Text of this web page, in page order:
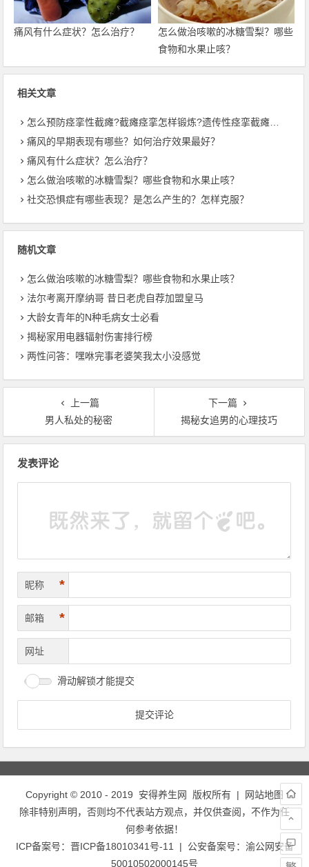
痛风有什么症状？怎么治疗？
怎么做治咳嗽的冰糖雪梨？哪些
食物和水果止咳？
相关文章
怎么预防痉挛性截瘫?截瘫痉挛怎样锻炼?遗传性痉挛截瘫会加重吗?
痛风的早期表现有哪些？如何治疗效果最好？
痛风有什么症状？怎么治疗？
怎么做治咳嗽的冰糖雪梨？哪些食物和水果止咳？
社交恐惧症有哪些表现？是怎么产生的？怎样克服？
随机文章
怎么做治咳嗽的冰糖雪梨？哪些食物和水果止咳？
法尔考离开摩纳哥 昔日老虎自荐加盟皇马
大龄女青年的N种毛病女士必看
揭秘家用电器辐射伤害排行榜
两性问答：嘿咻完事老婆笑我太小没感觉
上一篇
男人私处的秘密
下一篇
揭秘女追男的心理技巧
发表评论
昵称 *
邮箱 *
网址
滑动解锁才能提交
Copyright © 2010 - 2019 安得养生网 版权所有 |
网站地图
除非特别声明，否则均不代表站方观点，并仅供查阅，不作为任
何参考依据！
ICP备案号： 晋ICP备18010341号-11 | 公安备案号： 渝公网安备
50010502000145号